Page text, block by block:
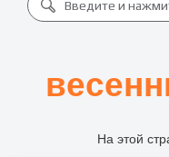
На этой